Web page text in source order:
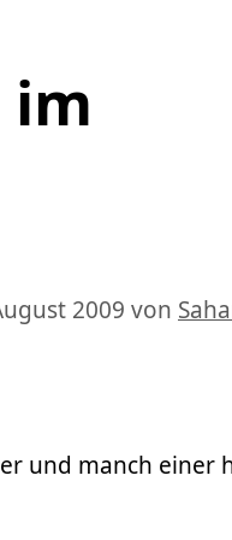
im
2009 von
und manch einer